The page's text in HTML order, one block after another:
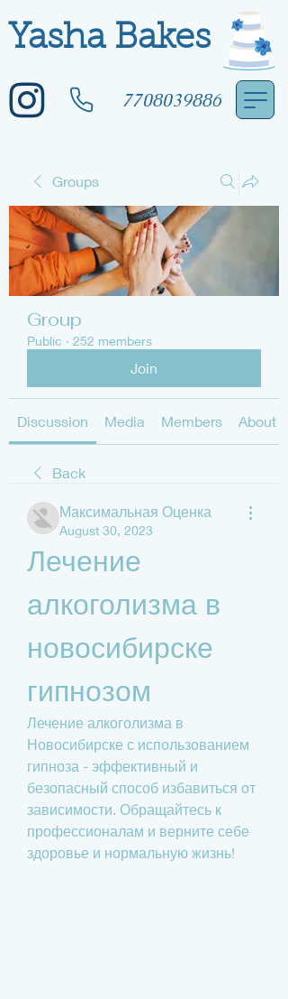
Yasha Bakes
7708039886
Groups
Group
Public · 252 members
Join
Discussion Media Members About
Back
Максимальная Оценка
August 30, 2023
Лечение
алкоголизма в
новосибирске
гипнозом
Лечение алкоголизма в
Новосибирске с использованием
гипноза - эффективный и
безопасный способ избавиться от
зависимости. Обращайтесь к
профессионалам и верните себе
здоровье и нормальную жизнь!